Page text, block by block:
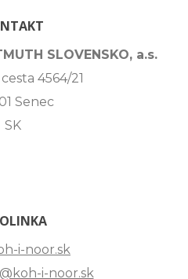
SLOVENSKO, a.s.
4564/21
Senec
SK
i-noor.sk
i-noor.sk